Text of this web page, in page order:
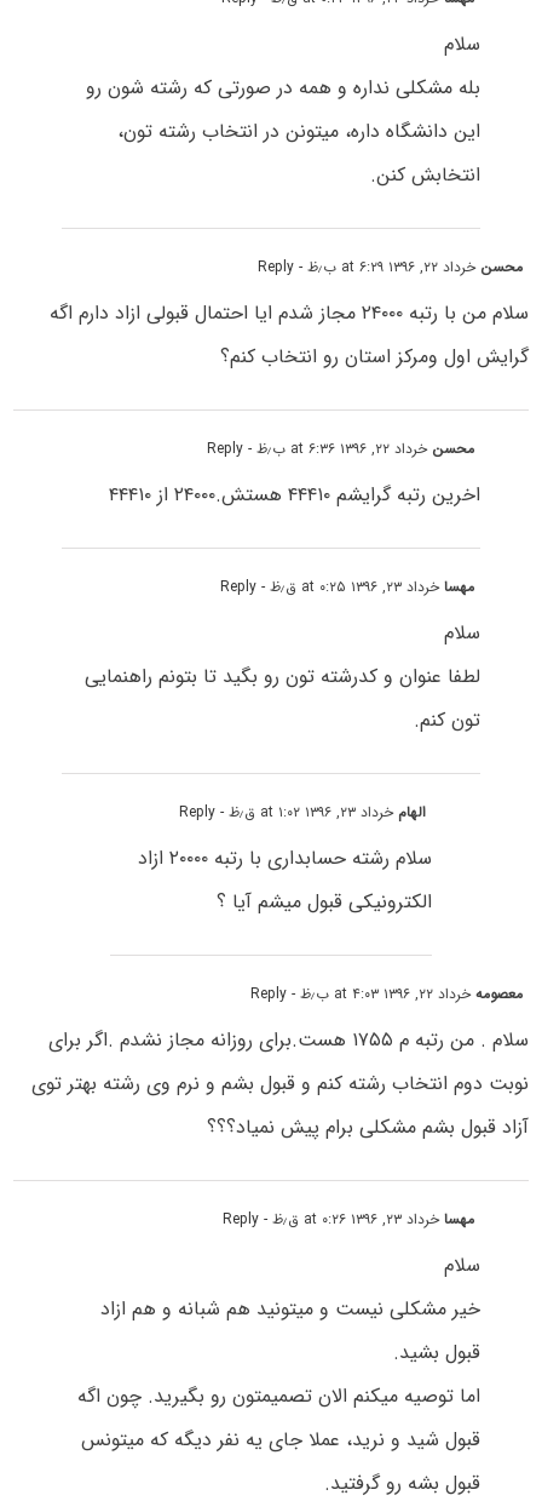
سلام
بله مشکلی نداره و همه در صورتی که رشته شون رو
این دانشگاه داره، میتونن در انتخاب رشته تون،
انتخابش کنن.
محسن خرداد ۲۲, ۱۳۹۶ at ۶:۲۹ ب٫ظ - Reply
سلام من با رتبه ۲۴۰۰۰ مجاز شدم ایا احتمال قبولی ازاد دارم اگه
گرایش اول ومرکز استان رو انتخاب کنم؟
محسن خرداد ۲۲, ۱۳۹۶ at ۶:۳۶ ب٫ظ - Reply
اخرین رتبه گرایشم ۴۴۴۱۰ هستش.۲۴۰۰۰ از ۴۴۴۱۰
مهساخرداد ۲۳, ۱۳۹۶ at ۰:۲۵ ق٫ظ - Reply
سلام
لطفا عنوان و کدرشته تون رو بگید تا بتونم راهنمایی
تون کنم.
الهام خرداد ۲۳, ۱۳۹۶ at ۱:۰۲ ق٫ظ - Reply
سلام رشته حسابداری با رتبه ۲۰۰۰۰ ازاد
الکترونیکی قبول میشم آیا ؟
معصومهخرداد ۲۲, ۱۳۹۶ at ۴:۰۳ ب٫ظ - Reply
سلام . من رتبه م ۱۷۵۵ هست.برای روزانه مجاز نشدم .اگر برای
نوبت دوم انتخاب رشته کنم و قبول بشم و نرم وی رشته بهتر توی
آزاد قبول بشم مشکلی برام پیش نمیاد؟؟؟
مهساخرداد ۲۳, ۱۳۹۶ at ۰:۲۶ ق٫ظ - Reply
سلام
خیر مشکلی نیست و میتونید هم شبانه و هم ازاد
قبول بشید.
اما توصیه میکنم الان تصمیمتون رو بگیرید. چون اگه
قبول شید و نرید، عملا جای یه نفر دیگه که میتونس
قبول بشه رو گرفتید.